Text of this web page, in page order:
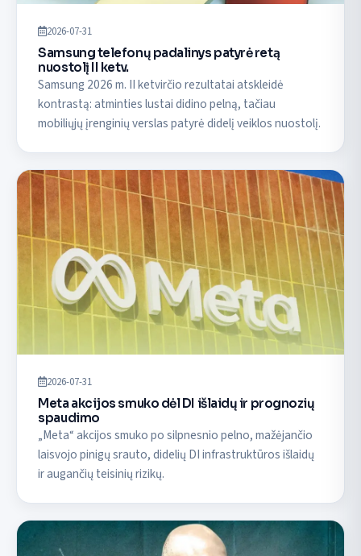
2026-07-31
Samsung telefonų padalinys patyrė retą
nuostolį II ketv.
Samsung 2026 m. II ketvirčio rezultatai atskleidė
kontrastą: atminties lustai didino pelną, tačiau
mobiliųjų įrenginių verslas patyrė didelį veiklos nuostolį.
2026-07-31
Meta akcijos smuko dėl DI išlaidų ir prognozių
spaudimo
„Meta“ akcijos smuko po silpnesnio pelno, mažėjančio
laisvojo pinigų srauto, didelių DI infrastruktūros išlaidų
ir augančių teisinių rizikų.